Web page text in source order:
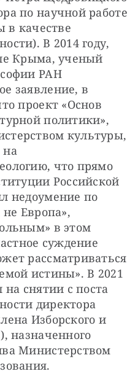
по научной работе
в качестве
В 2014 году,
Крыма, ученый
РАН
заявление, в
проект «Основ
политики»,
культуры,
на
что прямо
Российской
недоумение по
не Европа»,
в этом
суждение
рассматриваться
истины». В 2021
на снятии с поста
директора
Изборского и
назначенного
Министерством